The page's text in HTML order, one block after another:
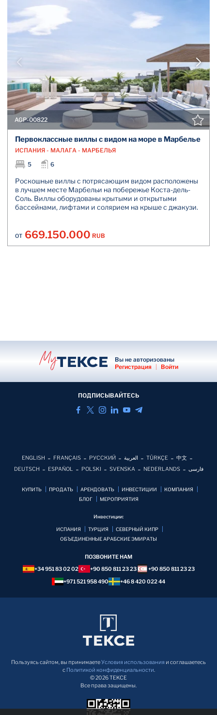
AGP-00822
Первоклассные виллы с видом на море в Марбелье
ИСПАНИЯ - МАЛАГА - МАРБЕЛЬЯ
5
6
Роскошные виллы с потрясающим видом расположены
в лучшем месте Марбельи на побережье Коста-дель-
Соль. Виллы оборудованы крытыми и открытыми
бассейнами, лифтами и солярием на крыше с джакузи.
ОТ 669.150.000 RUB
Вы не авторизованы
Регистрация
Войти
ПОДПИСЫВАЙТЕСЬ
ENGLISH FRANÇAIS РУССКИЙ العربية TÜRKÇE
中文
DEUTSCH
ESPAÑOL POLSKI SVENSKA NEDERLANDS فارسی
КУПИТЬ ПРОДАТЬ АРЕНДОВАТЬ ИНВЕСТИЦИИ
КОМПАНИЯ
БЛОГ
MЕРОПРИЯТИЯ
Инвестиции:
ИСПАНИЯ ТУРЦИЯ
СЕВЕРНЫЙ КИПР
ОБЪЕДИНЕННЫЕ АРАБСКИЕ ЭМИРАТЫ
ПОЗВОНИТЕ НАМ
+34 951 83 02 02
+90 850 811 23 23
+90 850 811 23 23
+971 521 958 490
+46 8 420 022 44
Пользуясь сайтом, вы принимаетеУсловия использования и соглашаетесь
с Политикой конфиденциальности.
© 2026 TEKCE
Все права защищены.